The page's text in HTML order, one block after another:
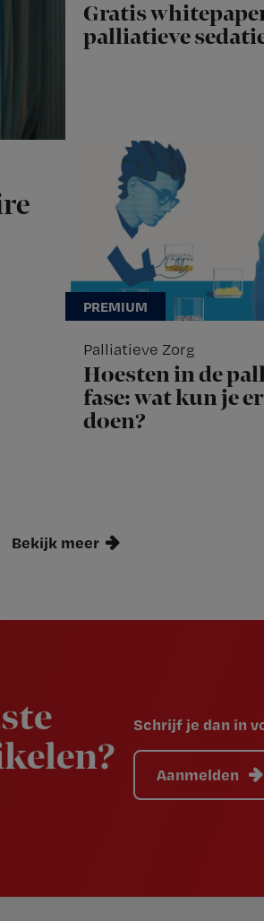
Gratis
palliatieve
Palliatieve Zorg
Hoesten in de
fase: wat kun je
doen?
Bekijk meer
Schrijf je dan in
Aanmelden